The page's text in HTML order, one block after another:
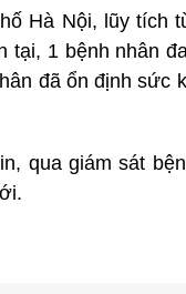
Hà Nội, lũy tích
tại, 1 bệnh nhân
đã ổn định
qua giám sát